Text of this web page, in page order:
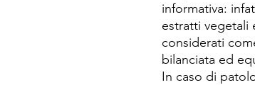
informativa:
estratti vegetali
considerati
bilanciata ed
In caso di